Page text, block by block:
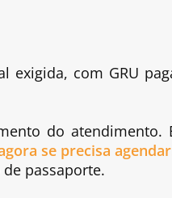
exigida, com GRU
do atendimento.
se precisa
passaporte.